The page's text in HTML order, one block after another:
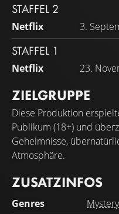
STAFFEL 2
Netflix 3.
STAFFEL 1
Netflix 23.
ZIELGRUPPE
Diese Produktion
Publikum (18+) und
Geheimnisse,
Atmosphäre.
ZUSATZINFOS
Genres Mystery